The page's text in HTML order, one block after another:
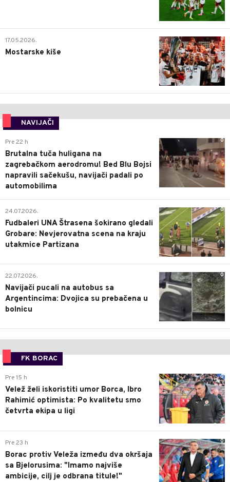
0
17.05.2026.
Mostarske kiše
NAVIJAČI
0
Pre 22 h
Brutalna tuča huligana na
zagrebačkom aerodromu! Bed Blu Bojsi
napravili sačekušu, navijači padali po
automobilima
0
24.07.2026.
Fudbaleri UNA Štrasena šokirano gledali
Grobare: Nevjerovatna scena na kraju
utakmice Partizana
0
22.07.2026.
Navijači pucali na autobus sa
Argentincima: Dvojica su prebačena u
bolnicu
FK BORAC
0
Pre 15 h
Velež želi iskoristiti umor Borca, Ibro
Rahimić optimista: Po kvalitetu smo
četvrta ekipa u ligi
0
Pre 23 h
Borac protiv Veleža između dva okršaja
sa Bjelorusima: "Imamo najviše
ambicije, cilj je odbrana titule!"